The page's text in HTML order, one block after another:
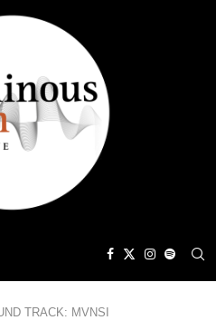
TRACK: MVNSI